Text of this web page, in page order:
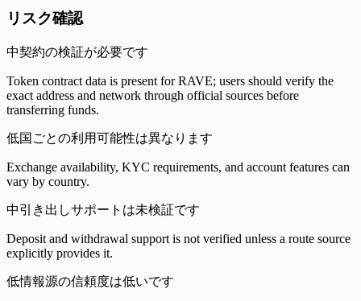
リスク確認
中契約の検証が必要です
Token contract data is present for RAVE; users should verify the
exact address and network through official sources before
transferring funds.
低国ごとの利用可能性は異なります
Exchange availability, KYC requirements, and account features can
vary by country.
中引き出しサポートは未検証です
Deposit and withdrawal support is not verified unless a route source
explicitly provides it.
低情報源の信頼度は低いです